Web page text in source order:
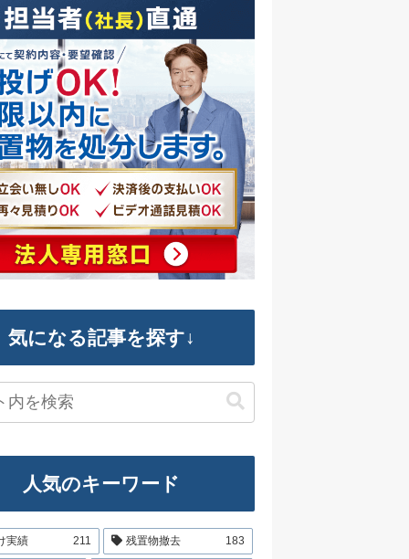
気になる記事を探す↓
人気のキーワード
実績 211 残置物撤去 183